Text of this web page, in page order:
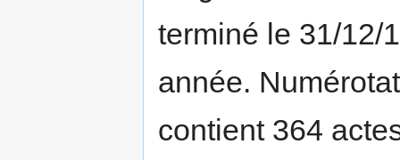
terminé le 31/12/
année.
contient 364